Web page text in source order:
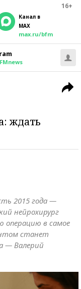
16+
Канал в
MAX
max.ru/bfm
ждать
2015 года —
нейрохирург
операцию в самое
станет
— Валерий